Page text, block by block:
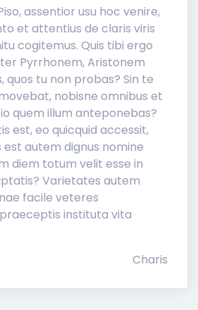
assentior usu hoc venire,
et attentius de claris viris
cogitemus. Quis tibi ergo
Pyrrhonem, Aristonem
quos tu non probas? Sin te
nobisne omnibus et
quem illum anteponebas?
est, eo quicquid accessit,
est autem dignus nomine
diem totum velit esse in
Varietates autem
facile veteres
instituta vita
Charis